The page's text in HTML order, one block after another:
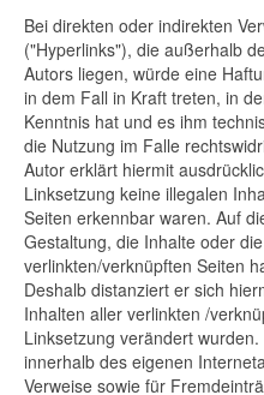
Bei direkten oder indirekten
("Hyperlinks"), die außerhalb
Autors liegen, würde eine
in dem Fall in Kraft treten, in
Kenntnis hat und es ihm
die Nutzung im Falle
Autor erklärt hiermit
Linksetzung keine illegalen
Seiten erkennbar waren. Auf
Gestaltung, die Inhalte oder
verlinkten/verknüpften Seiten
Deshalb distanziert er sich
Inhalten aller verlinkten /
Linksetzung verändert
innerhalb des eigenen
Verweise sowie für